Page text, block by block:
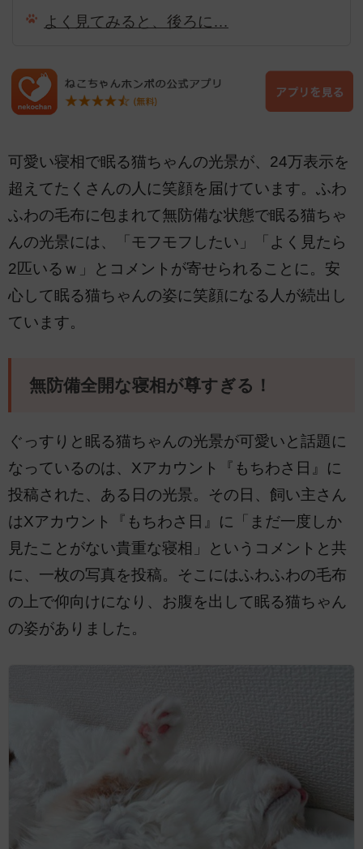
よく見てみると、後ろに…
可愛い寝相で眠る猫ちゃんの光景が、24万表示を
超えてたくさんの人に笑顔を届けています。ふわ
ふわの毛布に包まれて無防備な状態で眠る猫ちゃ
んの光景には、「モフモフしたい」「よく見たら
2匹いるｗ」とコメントが寄せられることに。安
心して眠る猫ちゃんの姿に笑顔になる人が続出し
ています。
無防備全開な寝相が尊すぎる！
ぐっすりと眠る猫ちゃんの光景が可愛いと話題に
なっているのは、Xアカウント『もちわさ日』に
投稿された、ある日の光景。その日、飼い主さん
はXアカウント『もちわさ日』に「まだ一度しか
見たことがない貴重な寝相」というコメントと共
に、一枚の写真を投稿。そこにはふわふわの毛布
の上で仰向けになり、お腹を出して眠る猫ちゃん
の姿がありました。